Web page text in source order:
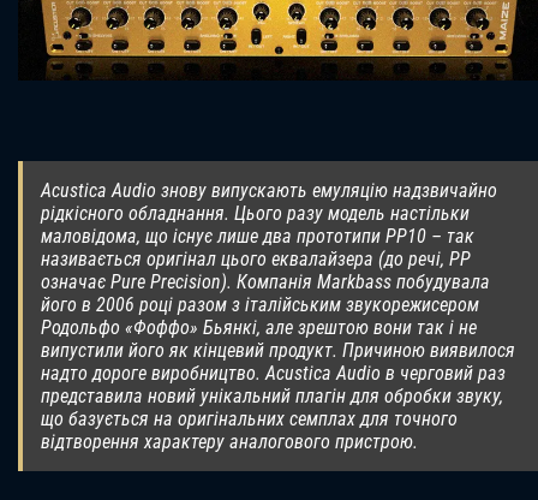
Acustica Audio знову випускають емуляцію надзвичайно
рідкісного обладнання. Цього разу модель настільки
маловідома, що існує лише два прототипи PP10 – так
називається оригінал цього еквалайзера (до речі, PP
означає Pure Precision). Компанія Markbass побудувала
його в 2006 році разом з італійським звукорежисером
Родольфо «Фоффо» Бьянкі, але зрештою вони так і не
випустили його як кінцевий продукт. Причиною виявилося
надто дороге виробництво. Acustica Audio в черговий раз
представила новий унікальний плагін для обробки звуку,
що базується на оригінальних семплах для точного
відтворення характеру аналогового пристрою.